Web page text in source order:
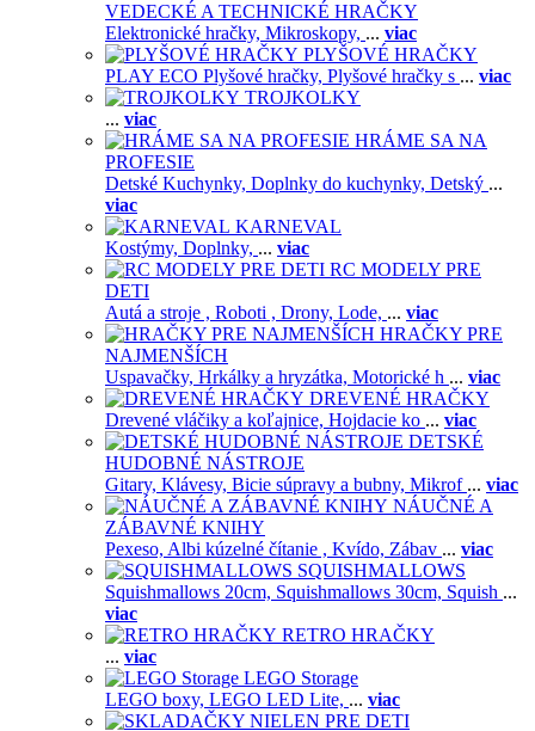
VEDECKÉ A TECHNICKÉ HRAČKY
Elektronické hračky, Mikroskopy, ... viac
PLYŠOVÉ HRAČKY
PLAY ECO Plyšové hračky, Plyšové hračky s ... viac
TROJKOLKY
... viac
HRÁME SA NA
PROFESIE
Detské Kuchynky, Doplnky do kuchynky, Detský ...
viac
KARNEVAL
Kostýmy, Doplnky, ... viac
RC MODELY PRE
DETI
Autá a stroje , Roboti , Drony, Lode, ... viac
HRAČKY PRE
NAJMENŠÍCH
Uspavačky, Hrkálky a hryzátka, Motorické h ... viac
DREVENÉ HRAČKY
Drevené vláčiky a koľajnice, Hojdacie ko ... viac
DETSKÉ
HUDOBNÉ NÁSTROJE
Gitary, Klávesy, Bicie súpravy a bubny, Mikrof ... viac
NÁUČNÉ A
ZÁBAVNÉ KNIHY
Pexeso, Albi kúzelné čítanie , Kvído, Zábav ... viac
SQUISHMALLOWS
Squishmallows 20cm, Squishmallows 30cm, Squish ...
viac
RETRO HRAČKY
... viac
LEGO Storage
LEGO boxy, LEGO LED Lite, ... viac